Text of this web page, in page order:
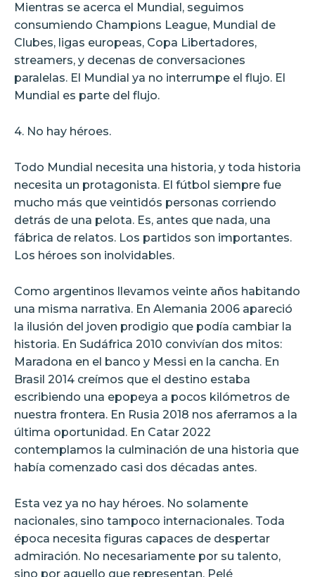
Mientras se acerca el Mundial, seguimos
consumiendo Champions League, Mundial de
Clubes, ligas europeas, Copa Libertadores,
streamers, y decenas de conversaciones
paralelas. El Mundial ya no interrumpe el flujo. El
Mundial es parte del flujo.
4. No hay héroes.
Todo Mundial necesita una historia, y toda historia
necesita un protagonista. El fútbol siempre fue
mucho más que veintidós personas corriendo
detrás de una pelota. Es, antes que nada, una
fábrica de relatos. Los partidos son importantes.
Los héroes son inolvidables.
Como argentinos llevamos veinte años habitando
una misma narrativa. En Alemania 2006 apareció
la ilusión del joven prodigio que podía cambiar la
historia. En Sudáfrica 2010 convivían dos mitos:
Maradona en el banco y Messi en la cancha. En
Brasil 2014 creímos que el destino estaba
escribiendo una epopeya a pocos kilómetros de
nuestra frontera. En Rusia 2018 nos aferramos a la
última oportunidad. En Catar 2022
contemplamos la culminación de una historia que
había comenzado casi dos décadas antes.
Esta vez ya no hay héroes. No solamente
nacionales, sino tampoco internacionales. Toda
época necesita figuras capaces de despertar
admiración. No necesariamente por su talento,
sino por aquello que representan. Pelé